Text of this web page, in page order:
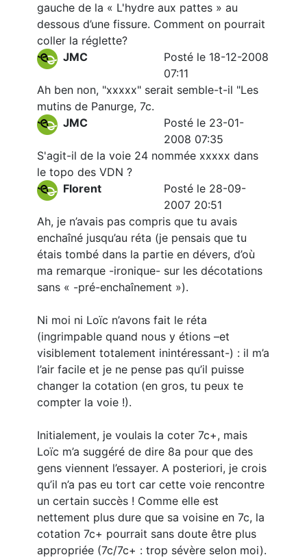
gauche de la « L'hydre aux pattes » au
dessous d’une fissure. Comment on pourrait
coller la réglette?
JMC
Posté le 18-12-2008
07:11
Ah ben non, "xxxxx" serait semble-t-il "Les
mutins de Panurge, 7c.
JMC
Posté le 23-01-
2008 07:35
S'agit-il de la voie 24 nommée xxxxx dans
le topo des VDN ?
Florent
Posté le 28-09-
2007 20:51
Ah, je n’avais pas compris que tu avais
enchaîné jusqu’au réta (je pensais que tu
étais tombé dans la partie en dévers, d’où
ma remarque -ironique- sur les décotations
sans « -pré-enchaînement »).
Ni moi ni Loïc n’avons fait le réta
(ingrimpable quand nous y étions –et
visiblement totalement inintéressant-) : il m’a
l’air facile et je ne pense pas qu’il puisse
changer la cotation (en gros, tu peux te
compter la voie !).
Initialement, je voulais la coter 7c+, mais
Loïc m’a suggéré de dire 8a pour que des
gens viennent l’essayer. A posteriori, je crois
qu’il n’a pas eu tort car cette voie rencontre
un certain succès ! Comme elle est
nettement plus dure que sa voisine en 7c, la
cotation 7c+ pourrait sans doute être plus
appropriée (7c/7c+ : trop sévère selon moi).